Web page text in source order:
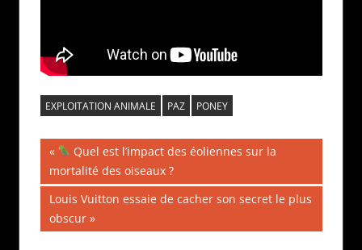
EXPLOITATION ANIMALE PAZ PONEY
Navigation
de
l’article
Publication
précédente :
Quel est l’impact des éoliennes sur la
mortalité des oiseaux ?
Publication
suivante :
Louis Vuitton essaie de cacher son secret le plus
obscur